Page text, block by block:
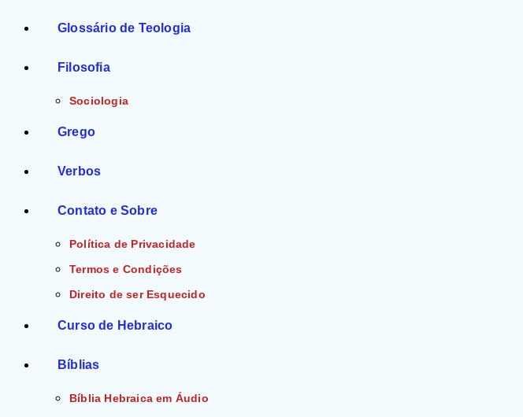
Glossário de Teologia
Filosofia
Sociologia
Grego
Verbos
Contato e Sobre
Política de Privacidade
Termos e Condições
Direito de ser Esquecido
Curso de Hebraico
Bíblias
Bíblia Hebraica em Áudio